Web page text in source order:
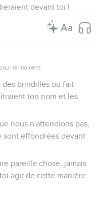
devant toi !
le moment.
des brindilles ou fait
ton nom et les
nous n'attendions pas,
sont effondrées devant
pareille chose, jamais
agir de cette manière